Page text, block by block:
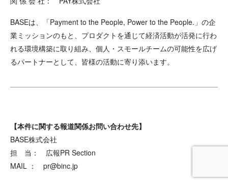
BASEは、「Payment to the People, Power to the People.」の企
業ミッションのもと、プロダクトを通じて経済活動が活発に行わ
れる環境構築に取り組み、個人・スモールチームの可能性を広げ
るパートナーとして、皆様の活動に寄り添います。
【本件に関する報道関係お問い合わせ先】
BASE株式会社
担 当： 広報PR Section
MAIL ： pr@binc.jp